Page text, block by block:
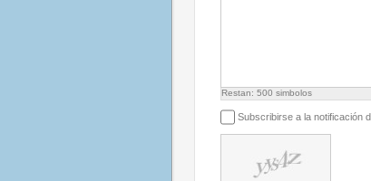
Restan: 500 simbolos
Subscribirse a la notificación